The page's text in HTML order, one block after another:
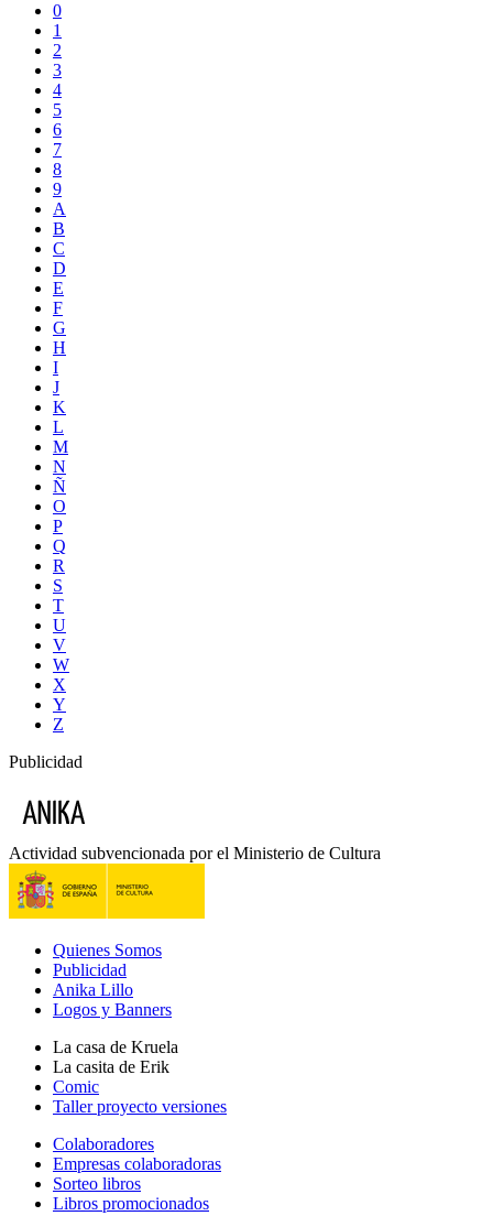
0
1
2
3
4
5
6
7
8
9
A
B
C
D
E
F
G
H
I
J
K
L
M
N
Ñ
O
P
Q
R
S
T
U
V
W
X
Y
Z
Publicidad
Actividad subvencionada por el Ministerio de Cultura
Quienes Somos
Publicidad
Anika Lillo
Logos y Banners
La casa de Kruela
La casita de Erik
Comic
Taller proyecto versiones
Colaboradores
Empresas colaboradoras
Sorteo libros
Libros promocionados